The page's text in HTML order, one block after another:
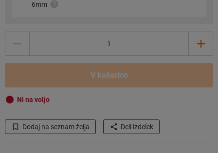
6mm
V košarico
Ni na voljo
Dodaj na seznam želja Deli izdelek